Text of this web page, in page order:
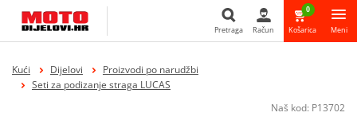
Pretraga Račun
0
Košarica Meni
Kući Dijelovi
Proizvodi po narudžbi
Seti za podizanje straga LUCAS
Naš kod: P13702